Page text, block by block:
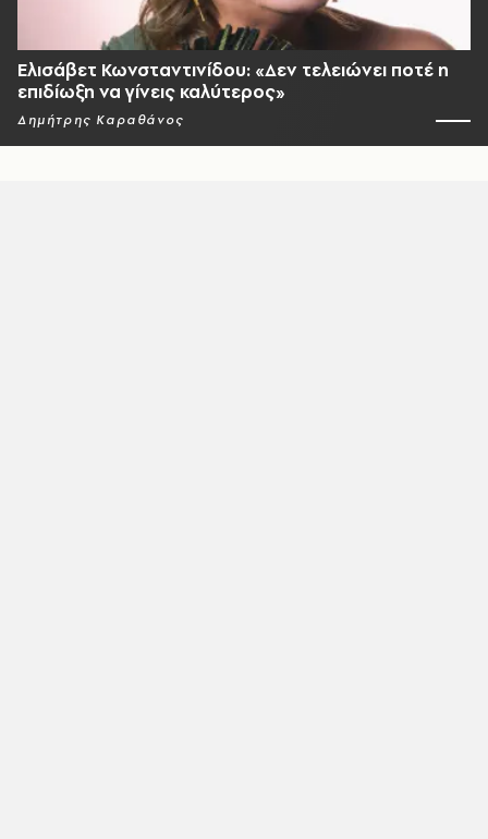
Ελισάβετ Κωνσταντινίδου: «Δεν τελειώνει ποτέ η
επιδίωξη να γίνεις καλύτερος»
Δημήτρης Καραθάνος